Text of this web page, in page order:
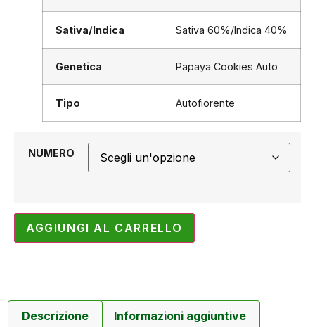
Sativa/Indica Sativa 60%/Indica 40%
Genetica Papaya Cookies Auto
Tipo Autofiorente
NUMERO
AGGIUNGI AL CARRELLO
Descrizione Informazioni aggiuntive